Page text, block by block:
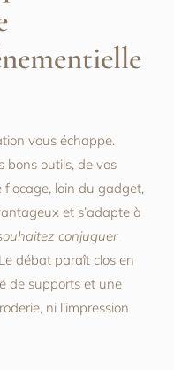
vous échappe.
bons outils, de vos
flocage, loin du gadget,
et s’adapte à
conjuguer
débat paraît clos en
de supports et une
ni l’impression